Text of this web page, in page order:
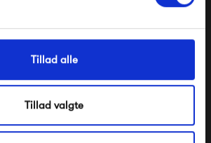
Tillad alle
Tillad valgte